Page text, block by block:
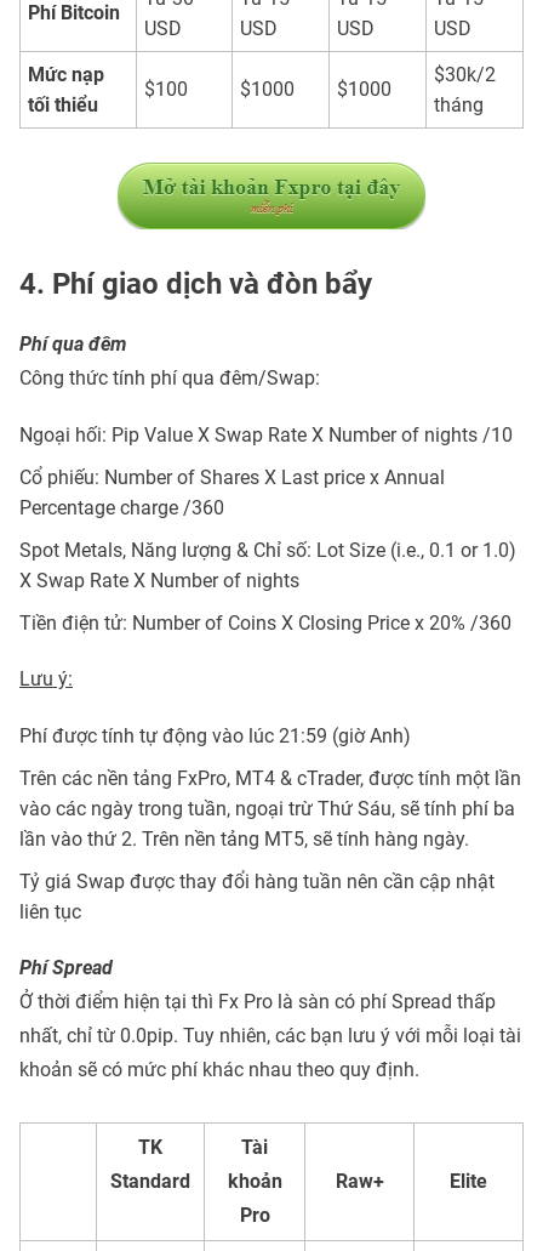
Phí Bitcoin
USD
USD
USD
USD
Mức nạp
tối thiểu
$100 $1000 $1000
$30k/2
tháng
4. Phí giao dịch và đòn bẩy
Phí qua đêm
Công thức tính phí qua đêm/Swap:
Ngoại hối: Pip Value X Swap Rate X Number of nights /10
Cổ phiếu: Number of Shares X Last price x Annual
Percentage charge /360
Spot Metals, Năng lượng & Chỉ số: Lot Size (i.e., 0.1 or 1.0)
X Swap Rate X Number of nights
Tiền điện tử: Number of Coins X Closing Price x 20% /360
Lưu ý:
Phí được tính tự động vào lúc 21:59 (giờ Anh)
Trên các nền tảng FxPro, MT4 & cTrader, được tính một lần
vào các ngày trong tuần, ngoại trừ Thứ Sáu, sẽ tính phí ba
lần vào thứ 2. Trên nền tảng MT5, sẽ tính hàng ngày.
Tỷ giá Swap được thay đổi hàng tuần nên cần cập nhật
liên tục
Phí Spread
Ở thời điểm hiện tại thì Fx Pro là sàn có phí Spread thấp
nhất, chỉ từ 0.0pip. Tuy nhiên, các bạn lưu ý với mỗi loại tài
khoản sẽ có mức phí khác nhau theo quy định.
TK
Standard
Tài
khoản
Pro
Raw+ Elite